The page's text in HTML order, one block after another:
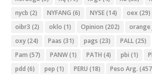
nycb (2) NYFANG (6) NYSE(14) oex (29)
oibr3 (2) oklo (1) Opinion (202) orange
oxy(24) Paas (31) pags (23) PALL(25)
Pam (57) PANW(1) PATH (4) pbi (1)
pdd (6) pep (1) PERU (18) Peso Arg.